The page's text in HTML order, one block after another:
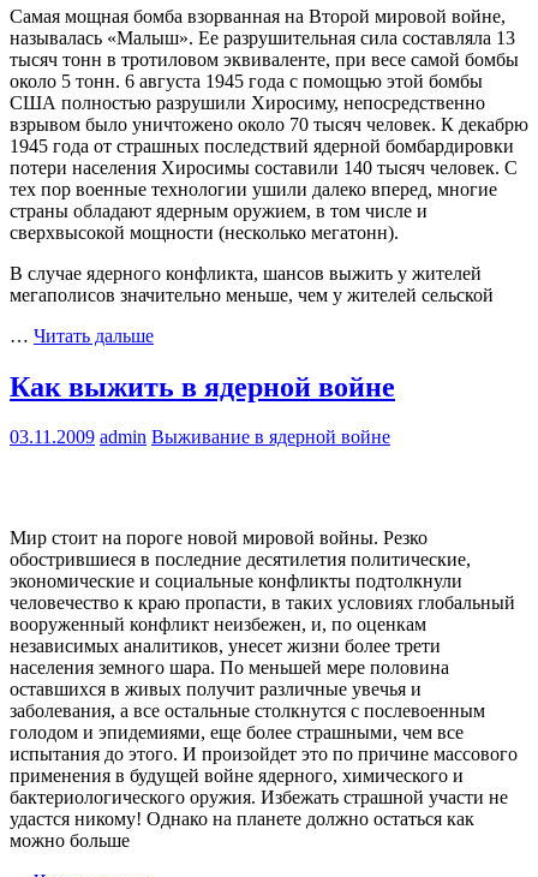
Самая мощная бомба взорванная на Второй мировой войне,
называлась «Малыш». Ее разрушительная сила составляла 13
тысяч тонн в тротиловом эквиваленте, при весе самой бомбы
около 5 тонн. 6 августа 1945 года с помощью этой бомбы
США полностью разрушили Хиросиму, непосредственно
взрывом было уничтожено около 70 тысяч человек. К декабрю
1945 года от страшных последствий ядерной бомбардировки
потери населения Хиросимы составили 140 тысяч человек. С
тех пор военные технологии ушили далеко вперед, многие
страны обладают ядерным оружием, в том числе и
сверхвысокой мощности (несколько мегатонн).
В случае ядерного конфликта, шансов выжить у жителей
мегаполисов значительно меньше, чем у жителей сельской
… Читать дальше
Как выжить в ядерной войне
03.11.2009 admin Выживание в ядерной войне
Мир стоит на пороге новой мировой войны. Резко
обострившиеся в последние десятилетия политические,
экономические и социальные конфликты подтолкнули
человечество к краю пропасти, в таких условиях глобальный
вооруженный конфликт неизбежен, и, по оценкам
независимых аналитиков, унесет жизни более трети
населения земного шара. По меньшей мере половина
оставшихся в живых получит различные увечья и
заболевания, а все остальные столкнутся с послевоенным
голодом и эпидемиями, еще более страшными, чем все
испытания до этого. И произойдет это по причине массового
применения в будущей войне ядерного, химического и
бактериологического оружия. Избежать страшной участи не
удастся никому! Однако на планете должно остаться как
можно больше